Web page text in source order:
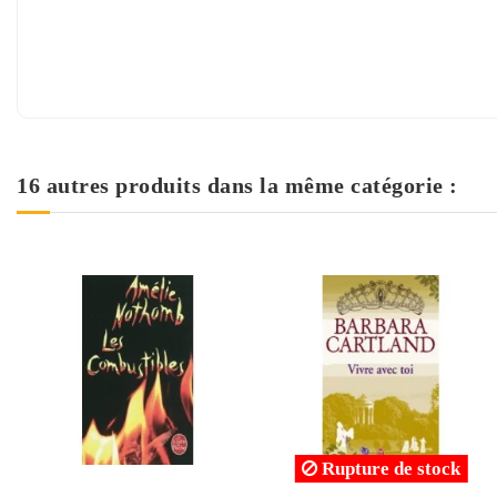
16 autres produits dans la même catégorie :